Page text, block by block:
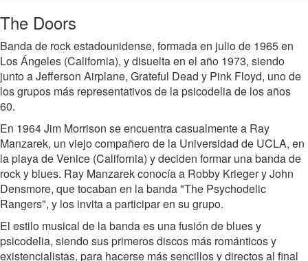
The Doors
Banda de rock estadounidense, formada en julio de 1965 en
Los Ángeles (California), y disuelta en el año 1973, siendo
junto a Jefferson Airplane, Grateful Dead y Pink Floyd, uno de
los grupos más representativos de la psicodelia de los años
60.
En 1964 Jim Morrison se encuentra casualmente a Ray
Manzarek, un viejo compañero de la Universidad de UCLA, en
la playa de Venice (California) y deciden formar una banda de
rock y blues. Ray Manzarek conocía a Robby Krieger y John
Densmore, que tocaban en la banda "The Psychodelic
Rangers", y los invita a participar en su grupo.
El estilo musical de la banda es una fusión de blues y
psicodelia, siendo sus primeros discos más románticos y
existencialistas, para hacerse más sencillos y directos al final